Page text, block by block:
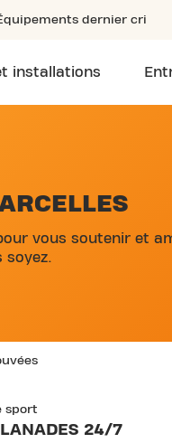
dernier cri
installations
vous soutenir et
soyez.
sport
24/7